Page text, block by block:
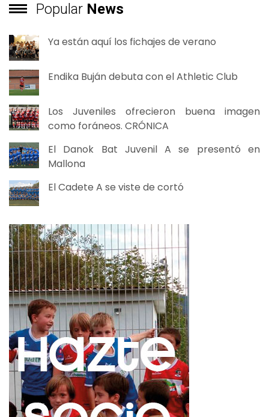
Popular News
Ya están aquí los fichajes de verano
Endika Buján debuta con el Athletic Club
Los Juveniles ofrecieron buena imagen
como foráneos. CRÓNICA
El Danok Bat Juvenil A se presentó en
Mallona
El Cadete A se viste de cortó